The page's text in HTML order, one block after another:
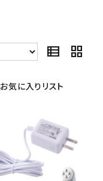
view_list grid_view
お気に入りリスト